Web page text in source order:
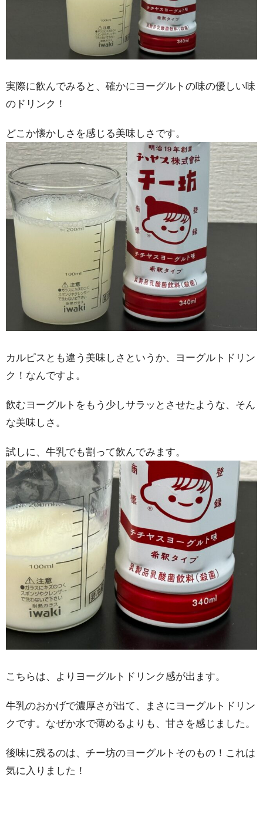
実際に飲んでみると、確かにヨーグルトの味の優しい味
のドリンク！
どこか懐かしさを感じる美味しさです。
カルピスとも違う美味しさというか、ヨーグルトドリン
ク！なんですよ。
飲むヨーグルトをもう少しサラッとさせたような、そん
な美味しさ。
試しに、牛乳でも割って飲んでみます。
こちらは、よりヨーグルトドリンク感が出ます。
牛乳のおかげで濃厚さが出て、まさにヨーグルトドリン
クです。なぜか水で薄めるよりも、甘さを感じました。
後味に残るのは、チー坊のヨーグルトそのもの！これは
気に入りました！